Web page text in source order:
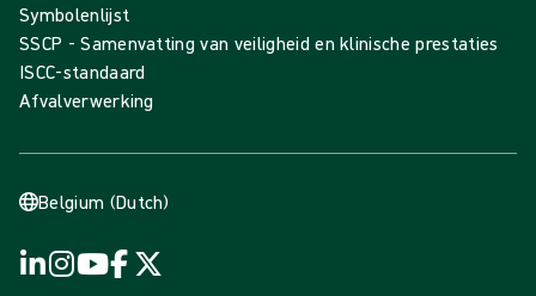
Symbolenlijst
SSCP - Samenvatting van veiligheid en klinische prestaties
ISCC-standaard
Afvalverwerking
Belgium (Dutch)